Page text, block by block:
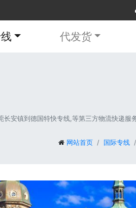
代发货
长安镇到德国特快专线,等第三方物流快递
网站首页 国际专线